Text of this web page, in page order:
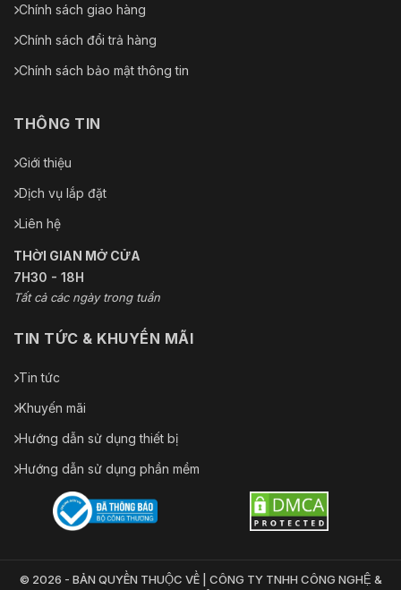
Chính sách giao hàng
Chính sách đổi trả hàng
Chính sách bảo mật thông tin
THÔNG TIN
Giới thiệu
Dịch vụ lắp đặt
Liên hệ
THỜI GIAN MỞ CỬA
7H30 - 18H
Tất cả các ngày trong tuần
TIN TỨC & KHUYẾN MÃI
Tin tức
Khuyến mãi
Hướng dẫn sử dụng thiết bị
Hướng dẫn sử dụng phần mềm
© 2026 - BẢN QUYỀN THUỘC VỀ | CÔNG TY TNHH CÔNG NGHỆ &